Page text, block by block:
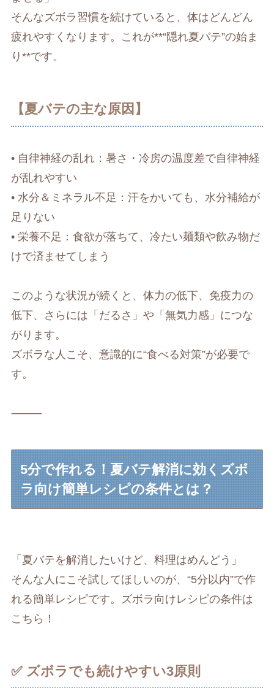
そんなズボラ習慣を続けていると、体はどんどん
疲れやすくなります。これが**“隠れ夏バテ”の始ま
り**です。
【夏バテの主な原因】
• 自律神経の乱れ：暑さ・冷房の温度差で自律神経
が乱れやすい
• 水分＆ミネラル不足：汗をかいても、水分補給が
足りない
• 栄養不足：食欲が落ちて、冷たい麺類や飲み物だ
けで済ませてしまう
このような状況が続くと、体力の低下、免疫力の
低下、さらには「だるさ」や「無気力感」につな
がります。
ズボラな人こそ、意識的に“食べる対策”が必要で
す。
⸻
5分で作れる！夏バテ解消に効くズボ
ラ向け簡単レシピの条件とは？
「夏バテを解消したいけど、料理はめんどう」
そんな人にこそ試してほしいのが、“5分以内”で作
れる簡単レシピです。ズボラ向けレシピの条件は
こちら！
✅ ズボラでも続けやすい3原則